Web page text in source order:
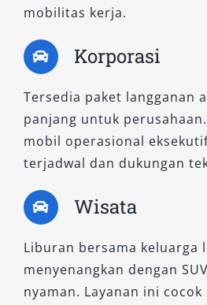
Jangan ragu memilih tipe
dengan kebutuhan
yang nyaman dimulai dari
mobilitas kerja.
Korporasi
Tersedia paket langganan
panjang untuk
mobil operasional
terjadwal dan dukungan
Wisata
Liburan bersama keluarga
menyenangkan dengan
nyaman. Layanan ini